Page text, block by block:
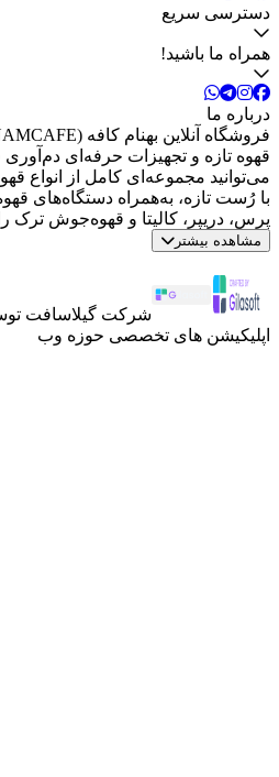
دسترسی سریع
همراه ما باشید!
درباره ما
قهوه تازه و تجهیزات حرفه‌ای
می‌توانید مجموعه‌ای کامل از انواع
با رُست تازه، به‌همراه دستگاه‌های
پرس، دریپر، کالیتا و قهوه‌جوش ترک را
مشاهده بیشتر
شرکت گیلاسافت
اپلیکیشن های تخصصی حوزه وب